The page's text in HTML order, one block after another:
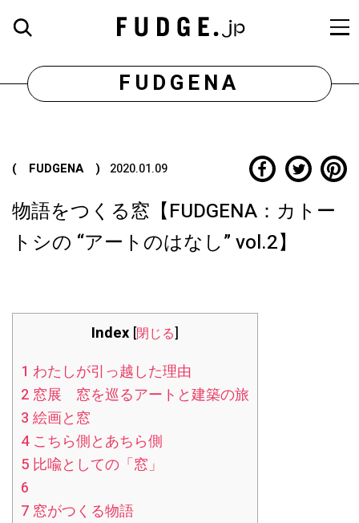
FUDGENA
( FUDGENA ) 2020.01.09
物語をつくる窓【FUDGENA：カトー
トシの “アートのはなし” vol.2】
Index [閉じる]
1 わたしが引っ越した理由
2窓展 窓を巡るアートと建築の旅
3 絵画と窓
4こちら側とあちら側
5比喩としての「窓」
6
7窓がつくる物語